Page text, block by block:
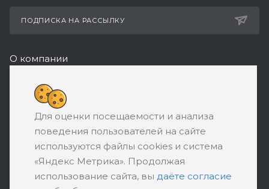
ПОДПИСКА НА РАССЫЛКУ
О компании
Реквизиты
8 (800) 550-08-77
ЗАКАЗАТЬ ЗВОНОК
support@ratingbankrotstva.ru
111398, Москва, ул. Плеханова, д. 30,
абонентский ящик №5
Для оценки посещаемости и анализа
поведения пользователей на сайте
используются файлы cookies и система
«Яндекс Метрика». Продолжая
использование сайта, вы даёте согласие